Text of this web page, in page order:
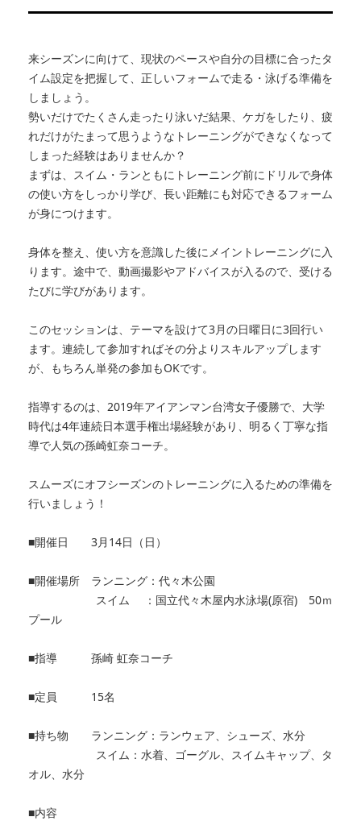
来シーズンに向けて、現状のペースや自分の目標に合ったタ
イム設定を把握して、正しいフォームで走る・泳げる準備を
しましょう。
勢いだけでたくさん走ったり泳いだ結果、ケガをしたり、疲
れだけがたまって思うようなトレーニングができなくなって
しまった経験はありませんか？
まずは、スイム・ランともにトレーニング前にドリルで身体
の使い方をしっかり学び、長い距離にも対応できるフォーム
が身につけます。
身体を整え、使い方を意識した後にメイントレーニングに入
ります。途中で、動画撮影やアドバイスが入るので、受ける
たびに学びがあります。
このセッションは、テーマを設けて3月の日曜日に3回行い
ます。連続して参加すればその分よりスキルアップします
が、もちろん単発の参加もOKです。
指導するのは、2019年アイアンマン台湾女子優勝で、大学
時代は4年連続日本選手権出場経験があり、明るく丁寧な指
導で人気の孫崎虹奈コーチ。
スムーズにオフシーズンのトレーニングに入るための準備を
行いましょう！
■開催日 3月14日（日）
■開催場所 ランニング：代々木公園
スイム ：国立代々木屋内水泳場(原宿) 50ｍ
プール
■指導 孫崎 虹奈コーチ
■定員 15名
■持ち物 ランニング：ランウェア、シューズ、水分
スイム：水着、ゴーグル、スイムキャップ、タ
オル、水分
■内容